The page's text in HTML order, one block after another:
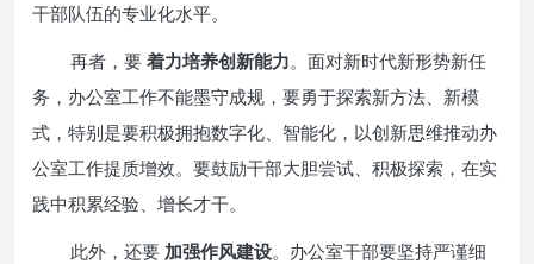
干部队伍的专业化水平。
再者，要 着力培养创新能力。面对新时代新形势新任
务，办公室工作不能墨守成规，要勇于探索新方法、新模
式，特别是要积极拥抱数字化、智能化，以创新思维推动办
公室工作提质增效。要鼓励干部大胆尝试、积极探索，在实
践中积累经验、增长才干。
此外，还要 加强作风建设。办公室干部要坚持严谨细